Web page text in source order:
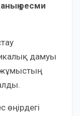
ресми
дамуы
жұмыстың
өңірдегі